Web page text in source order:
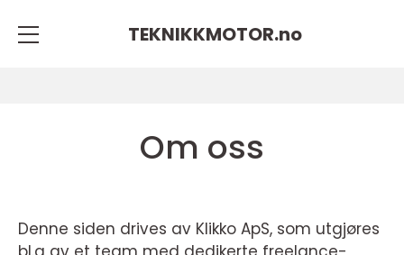
TEKNIKKMOTOR.no
Om oss
Denne siden drives av Klikko ApS, som utgjøres